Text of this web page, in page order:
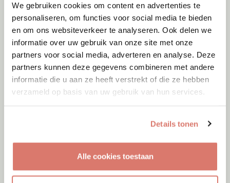
We gebruiken cookies om content en advertenties te
personaliseren, om functies voor social media te bieden
en om ons websiteverkeer te analyseren. Ook delen we
informatie over uw gebruik van onze site met onze
partners voor social media, adverteren en analyse. Deze
partners kunnen deze gegevens combineren met andere
informatie die u aan ze heeft verstrekt of die ze hebben
verzameld op basis van uw gebruik van hun services.
Details tonen
Alle cookies toestaan
Adoptie
Berkhout